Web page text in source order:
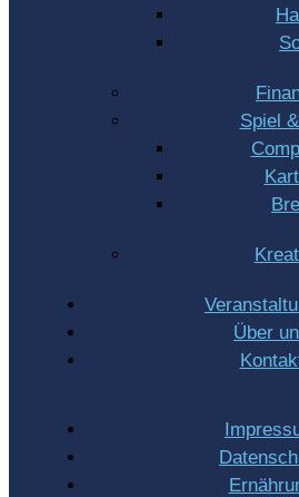
Spiel
Über